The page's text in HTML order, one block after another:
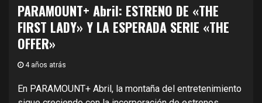
PARAMOUNT+ Abril: ESTRENO DE «THE
FIRST LADY» Y LA ESPERADA SERIE «THE
OFFER»
4 años atrás
En PARAMOUNT+ Abril, la montaña del entretenimiento